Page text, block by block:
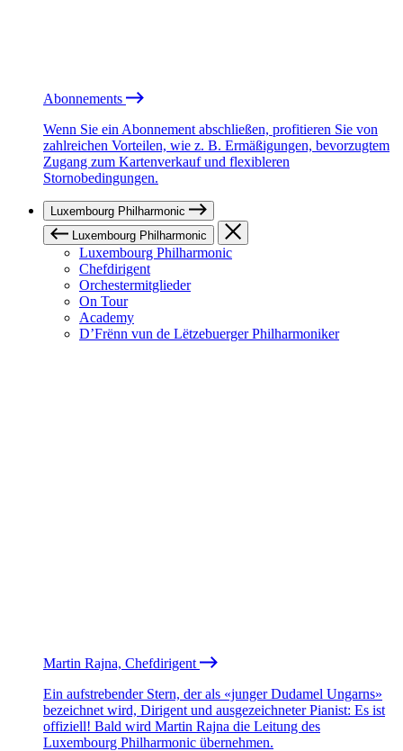
Abonnements
Wenn Sie ein Abonnement abschließen, profitieren Sie von
zahlreichen Vorteilen, wie z. B. Ermäßigungen, bevorzugtem
Zugang zum Kartenverkauf und flexibleren
Stornobedingungen.
Luxembourg Philharmonic
Luxembourg Philharmonic
Luxembourg Philharmonic
Chefdirigent
Orchestermitglieder
On Tour
Academy
D’Frënn vun de Lëtzebuerger Philharmoniker
Martin Rajna, Chefdirigent
Ein aufstrebender Stern, der als «junger Dudamel Ungarns»
bezeichnet wird, Dirigent und ausgezeichneter Pianist: Es ist
offiziell! Bald wird Martin Rajna die Leitung des
Luxembourg Philharmonic übernehmen.